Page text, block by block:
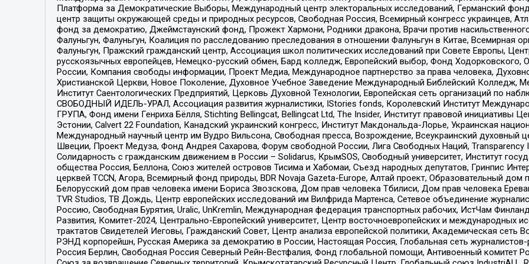
Платформа за Демократические Выборы, Международный центр электоральных исследований, Германский
центр защиты окружающей среды и природных ресурсов, Свободная Россия, Всемирный конгресс украинцев,
фонд за демократию, Джеймстаунский фонд, Прожект Хармони, Родники дракона, Врачи против
Фалуньгун, Фалуньгун, Коалиция по расследованию преследования в отношении Фалуньгун в Китае, Всемирная
Фалуньгун, Пражский гражданский центр, Ассоциация школ политических исследований при Совете Европы,
русскоязычных европейцев, Немецко-русский обмен, Бард колледж, Европейский выбор, Фонд
России, Компания свободы информации, Проект Медиа, Международное партнерство за права человека,
Христианской Церкви, Новое Поколение, Духовное Учебное Заведение Международный Библейский Колледж,
Институт Саентологических Предприятий, Церковь Духовной Технологии, Европейская сеть организаций по
СВОБОДНЫЙ ИДЕЛЬ-УРАЛ, Ассоциация развития журналистики, IStories fonds, Королевский Институт
ГРУПА, Фонд имени Генриха Бёлля, Stichting Bellingcat, Bellingcat Ltd, The Insider, Институт правовой инициативы
Эстонии, Calvert 22 Foundation, Канадский украинский конгресс, Институт Макдональда-Лорье, Украинская
Международный научный центр им Вудро Вильсона, Свободная пресса, Возрождение, Всеукраинский духовный
Швеции, Проект Медуза, Фонд Андрея Сахарова, Форум свободной России, Лига Свободных Наций,
Солидарность с гражданским движением в России – Solidarus, КрымSOS, Свободный университет, Институт
общества Россия, Беллона, Союз жителей островов Тисима и Хабомаи, Съезд народных депутатов, Гринпис
церквей TCCN, Агора, Всемирный фонд природы, BDR Novaja Gazeta-Europe, Алтай проект, Образовательный
Белорусский дом прав человека имени Бориса Звозскова, Дом прав человека Тбилиси, Дом прав человека
TVR Studios, ТВ Дождь, Центр европейских исследований им Вилфрида Мартенса, Сетевое объединение
Россию, Свободная Бурятия, Uralic, UnKremlin, Международная федерация транспортных рабочих, ИстЧам
Развития, Комитет-2024, Центрально-Европейский университет, Центр восточноевропейских и международных
трактатов Свидетелей Иеговы, Гражданский Совет, Центр анализа европейской политики, Академическая сеть
РЭНД корпорейшн, Русская Америка за демократию в России, Настоящая Россия, Глобальная сеть
Россия Берлин, Свободная Россия Северный Рейн-Вестфалия, Фонд глобальной помощи, Антивоенный комитет